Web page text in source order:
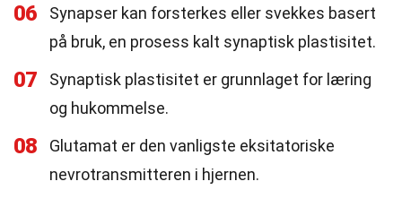
06
Synapser kan forsterkes eller svekkes basert
på bruk, en prosess kalt synaptisk plastisitet.
07
Synaptisk plastisitet er grunnlaget for læring
og hukommelse.
08
Glutamat er den vanligste eksitatoriske
nevrotransmitteren i hjernen.